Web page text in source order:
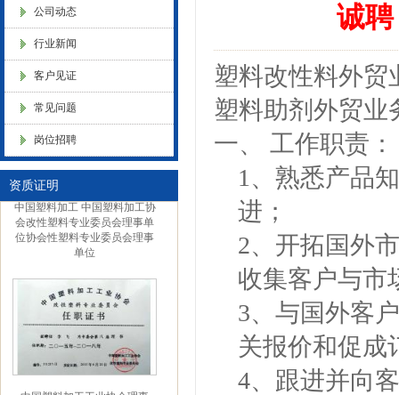
燃 ABS阻燃 ，PA 阻燃，PET阻燃 ，PBT阻燃 ，环氧树脂阻燃，玻璃
化，抗静电母粒，阻燃料，抗老化料，环氧树脂抗老化，油漆涂料抗菌
公司动态
行业新闻
客户见证
常见问题
岗位招聘
资质证明
金微纳米（杭州）有限公司搬
中国塑料加工 中国塑料加工协
会改性塑料专业委员会理事单
位协会性塑料专业委员会理事
单位
诚
塑料改性料外贸
塑料助剂外贸业
一、 工作职责：
1 、熟悉产品
进；
2、开拓国外
收集客户与市
3、与国外客
关报价和促成
4、跟进并向